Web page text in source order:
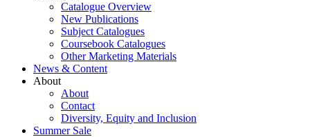
Catalogue Overview
New Publications
Subject Catalogues
Coursebook Catalogues
Other Marketing Materials
News & Content
About
About
Contact
Diversity, Equity and Inclusion
Summer Sale